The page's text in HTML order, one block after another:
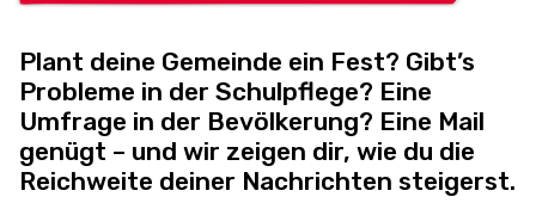
Plant deine Gemeinde ein Fest? Gibt’s
Probleme in der Schulpflege? Eine
Umfrage in der Bevölkerung? Eine Mail
genügt – und wir zeigen dir, wie du die
Reichweite deiner Nachrichten steigerst.